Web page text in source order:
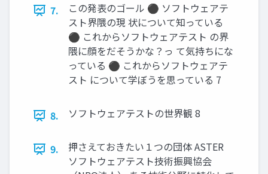
7.
この発表のゴール ⚫ ソフトウェアテ
スト界隈の現 状について知っている
⚫ これからソフトウェアテスト の界
隈に顔をだそうかな？っ て気持ちにな
っている ⚫ これからソフトウェアテ
スト について学ぼうを思っている 7
8. ソフトウェアテストの世界観 8
9.
押さえておきたい１つの団体 ASTER
ソフトウェアテスト技術振興協会